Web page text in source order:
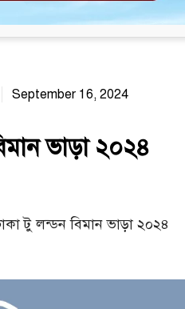
September 16, 2024
ভাড়া ২০২৪
টু লন্ডন বিমান ভাড়া ২০২৪